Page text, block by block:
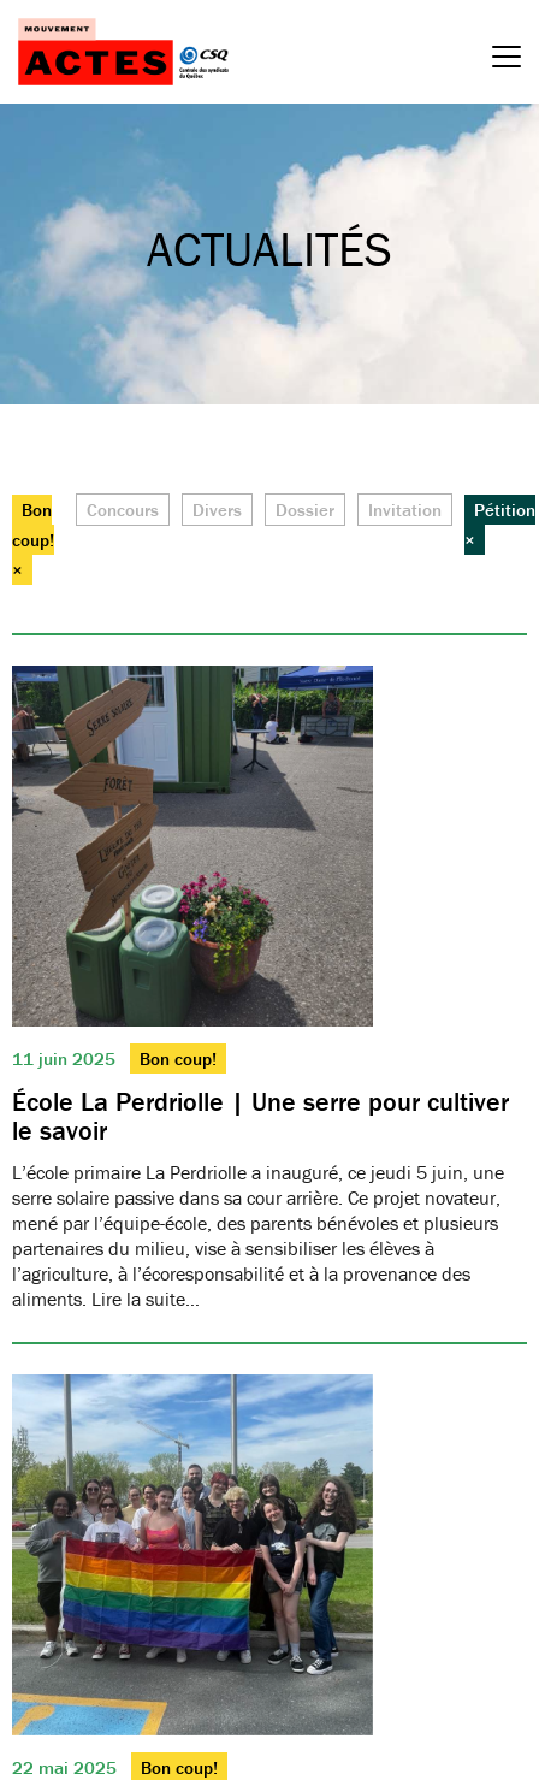
Passer
contenu
ACTUALITÉS
11 juin 2025 Bon coup!
École La Perdriolle | Une serre pour cultiver
le savoir
L’école primaire La Perdriolle a inauguré, ce jeudi 5 juin, une
serre solaire passive dans sa cour arrière. Ce projet novateur,
mené par l’équipe-école, des parents bénévoles et plusieurs
partenaires du milieu, vise à sensibiliser les élèves à
l’agriculture, à l’écoresponsabilité et à la provenance des
aliments. Lire la suite…
22 mai 2025 Bon coup!
Bon
coup!
×
Concours Divers Dossier Invitation
Pétition
×